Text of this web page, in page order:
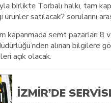
birlikte Torbalı halkı, tam
satılacak? sorularını
kapanmada semt pazarları 8
alınan bilgilere
açık olacak.
İZMIR’DE